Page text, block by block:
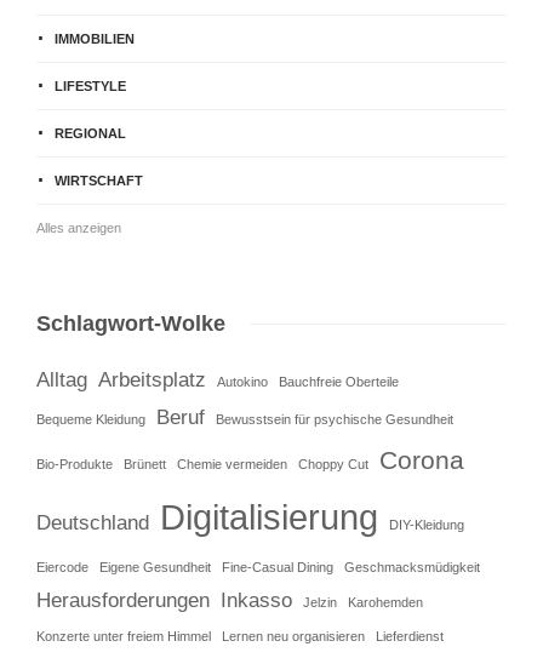
IMMOBILIEN
LIFESTYLE
REGIONAL
WIRTSCHAFT
Alles anzeigen
Schlagwort-Wolke
Alltag Arbeitsplatz Autokino Bauchfreie Oberteile
Bequeme Kleidung Beruf Bewusstsein für psychische Gesundheit
Bio-Produkte Brünett Chemie vermeiden Choppy Cut Corona
Deutschland Digitalisierung DIY-Kleidung
Eiercode Eigene Gesundheit Fine-Casual Dining Geschmacksmüdigkeit
Herausforderungen Inkasso Jelzin Karohemden
Konzerte unter freiem Himmel Lernen neu organisieren Lieferdienst